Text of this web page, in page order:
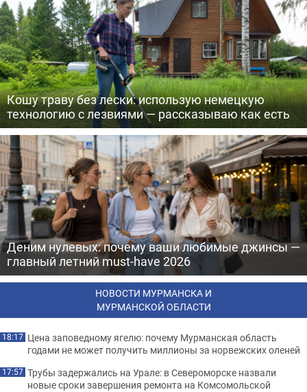
Кошу траву без лески: использую немецкую
технологию с лезвиями — рассказываю как есть
Деним нулевых: почему ваши любимые джинсы —
главный летний must-have 2026
НОВОСТИ МУРМАНСКА И
МУРМАНСКОЙ ОБЛАСТИ
18:17 Цена заповедному ягелю: почему Мурманская область
годами не может получить миллионы за норвежских оленей
17:57 Трубы задержались на Урале: в Североморске назвали
новые сроки завершения ремонта на Комсомольской